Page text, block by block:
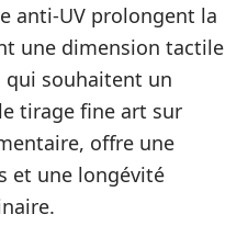
anti-UV prolongent la
une dimension tactile
qui souhaitent un
tirage fine art sur
offre une
et une longévité